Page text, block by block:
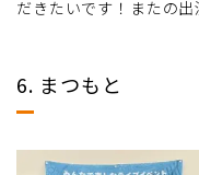
だきたいです！またの
6. まつもと